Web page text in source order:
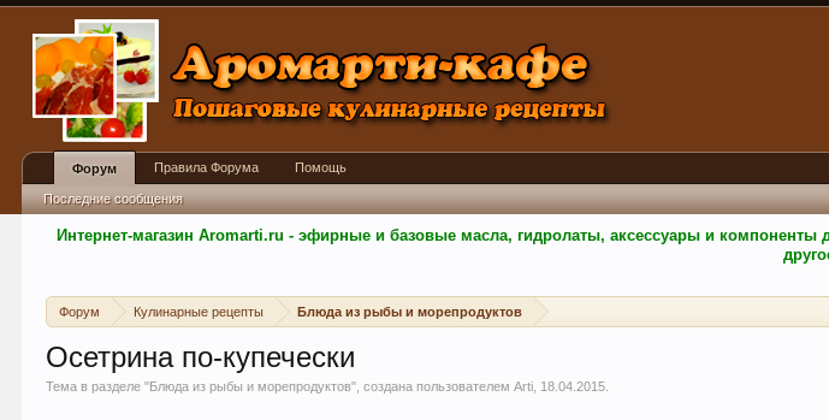
Интернет-магазин Aromarti.ru - эфирные и базовые масла, гидролаты, аксессуары и
Форум Кулинарные рецепты Блюда из рыбы и морепродуктов
Осетрина по-купечески
Тема в разделе "Блюда из рыбы и морепродуктов", создана пользователемArti 18.04.2015
Форум
Последние сообщения
Правила Форума Помощь